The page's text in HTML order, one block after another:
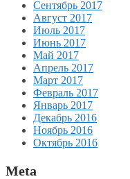
Сентябрь 2017
Август 2017
Июль 2017
Июнь 2017
Май 2017
Апрель 2017
Март 2017
Февраль 2017
Январь 2017
Декабрь 2016
Ноябрь 2016
Октябрь 2016
Meta